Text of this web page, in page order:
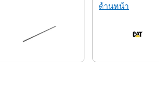
ด้านหน้า